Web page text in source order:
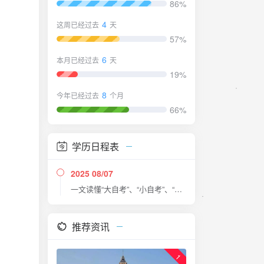
86%
这周已经过去 4 天
57%
本月已经过去 6 天
19%
今年已经过去 8 个月
66%
学历日程表
2025 08/07
一文读懂“大自考”、“小自考”、“助学加分”的区别！
推荐资讯
1